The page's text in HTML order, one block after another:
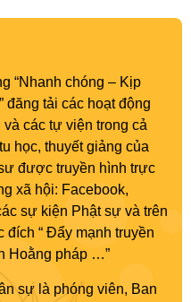
“Nhanh chóng – Kịp
đăng tải các hoạt động
các tự viện trong cả
học, thuyết giảng của
được truyền hình trực
xã hội: Facebook,
sự kiện Phật sự và trên
“ Đẩy mạnh truyền
Hoằng pháp …”
sự là phóng viên, Ban